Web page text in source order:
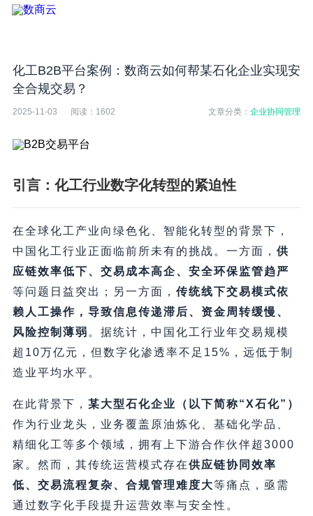
​化工B2B平台案例：数商云如何帮某石化企业实现安
全合规交易？​
2025-11-03 阅读： 1602 文章分类：企业协同管理
引言：化工行业数字化转型的紧迫性
在全球化工产业向绿色化、智能化转型的背景下，
中国化工行业正面临前所未有的挑战。一方面，​ 供
应链效率低下、交易成本高企、安全环保监管趋严
等问题日益突出；另一方面，​ 传统线下交易模式依
赖人工操作，导致信息传递滞后、资金周转缓慢、
风险控制薄弱 。据统计，中国化工行业年交易规模
超10万亿元，但数字化渗透率不足15%，远低于制
造业平均水平。
在此背景下，​ 某大型石化企业（以下简称“X石化”）​
作为行业龙头，业务覆盖原油炼化、基础化学品、
精细化工等多个领域，拥有上下游合作伙伴超3000
家。然而，其传统运营模式存在供应链协同效率
低、交易流程复杂、合规管理难度大等痛点，亟需
通过数字化手段提升运营效率与安全性。